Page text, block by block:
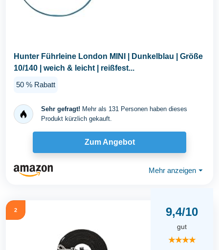
Hunter Führleine London MINI | Dunkelblau | Größe
10/140 | weich & leicht | reißfest...
50 % Rabatt
Sehr gefragt! Mehr als 131 Personen haben dieses
Produkt kürzlich gekauft.
Zum Angebot
Mehr anzeigen ⏷
2 9,4/10
gut
★★★★